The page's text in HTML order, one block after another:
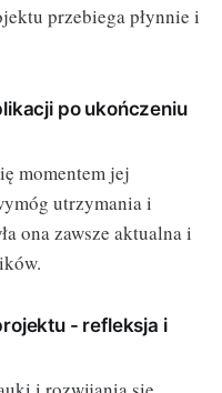
przebiega płynnie i
po ukończeniu
momentem jej
utrzymania i
ona zawsze aktualna i
- refleksja i